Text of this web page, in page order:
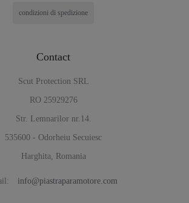
condizioni di spedizione
Contact
Scut Protection SRL
RO 25929276
Str. Lemnarilor nr.14.
535600 - Odorheiu Secuiesc
Harghita, Romania
info@piastraparamotore.com